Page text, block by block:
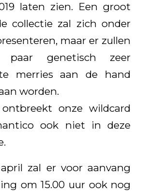
laten zien. Een groot
collectie zal zich onder
maar er zullen
genetisch zeer
merries aan de hand
worden.
onze wildcard
ook niet in deze
zal er voor aanvang
om 15.00 uur ook nog